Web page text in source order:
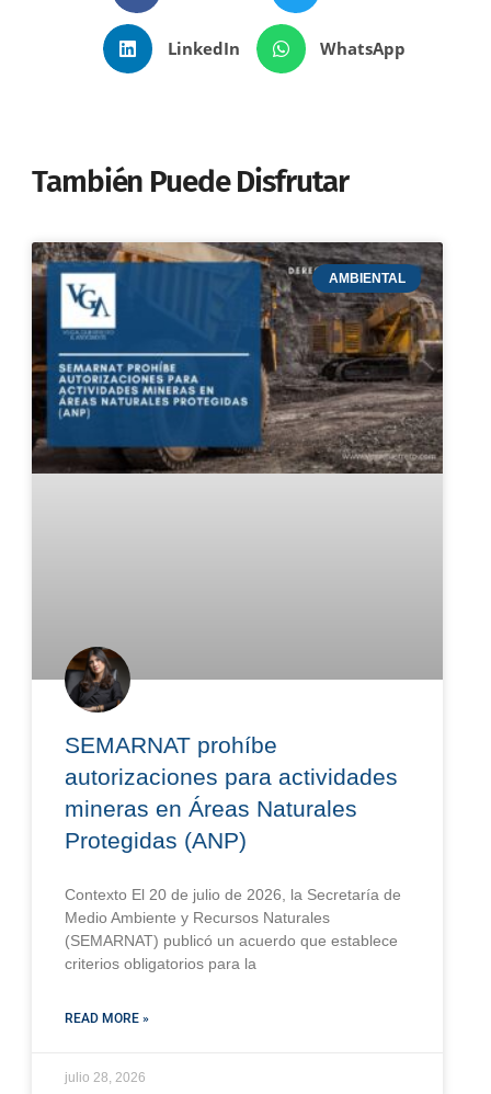
LinkedIn WhatsApp
También Puede Disfrutar
AMBIENTAL
SEMARNAT prohíbe
autorizaciones para actividades
mineras en Áreas Naturales
Protegidas (ANP)
Contexto El 20 de julio de 2026, la Secretaría de
Medio Ambiente y Recursos Naturales
(SEMARNAT) publicó un acuerdo que establece
criterios obligatorios para la
READ MORE »
julio 28, 2026